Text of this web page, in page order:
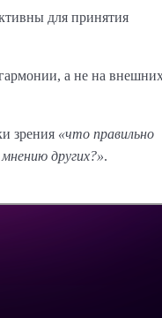
для принятия
а не на
зрения «что правильно
других?».